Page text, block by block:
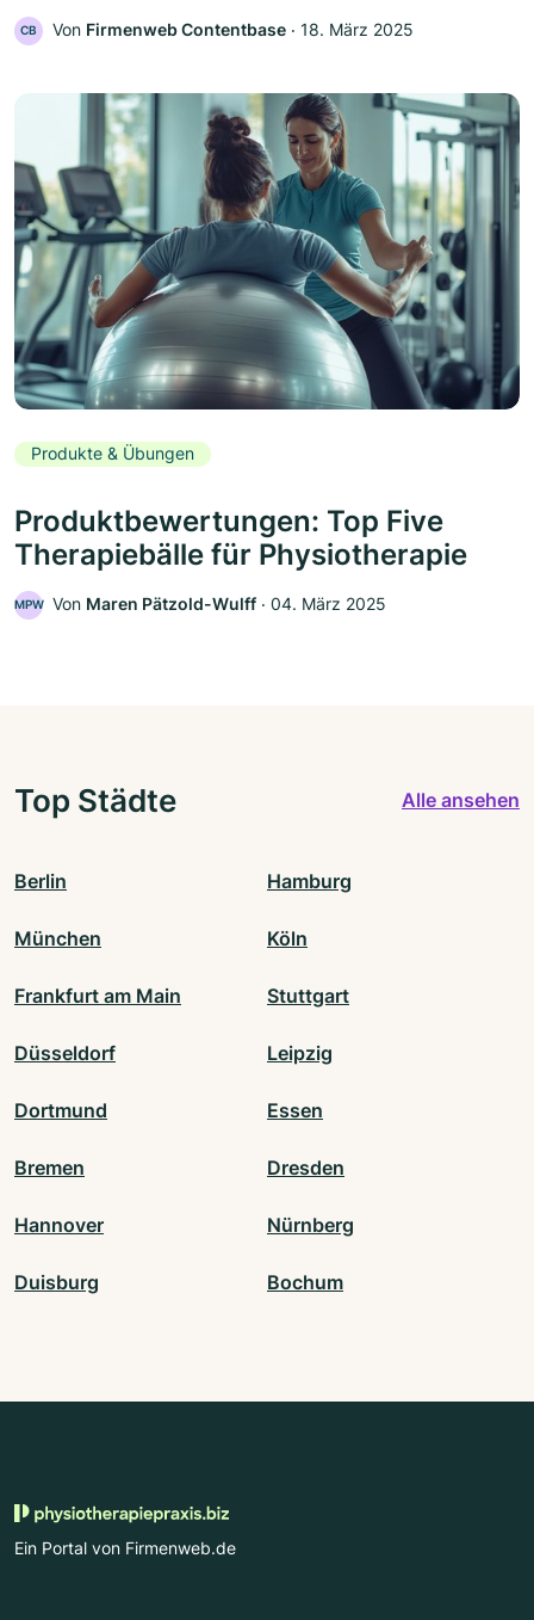
CB Von Firmenweb Contentbase ‧ 18. März 2025
Produkte & Übungen
Produktbewertungen: Top Five
Therapiebälle für Physiotherapie
MPW Von Maren Pätzold-Wulff ‧ 04. März 2025
Top Städte Alle ansehen
Berlin Hamburg
München Köln
Frankfurt am Main Stuttgart
Düsseldorf Leipzig
Dortmund Essen
Bremen Dresden
Hannover Nürnberg
Duisburg Bochum
Ein Portal von Firmenweb.de